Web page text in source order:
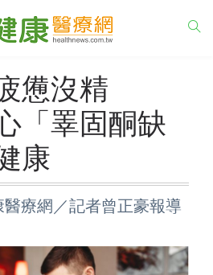
憊沒精
「睪固酮缺
康
療網／記者曾正豪報導